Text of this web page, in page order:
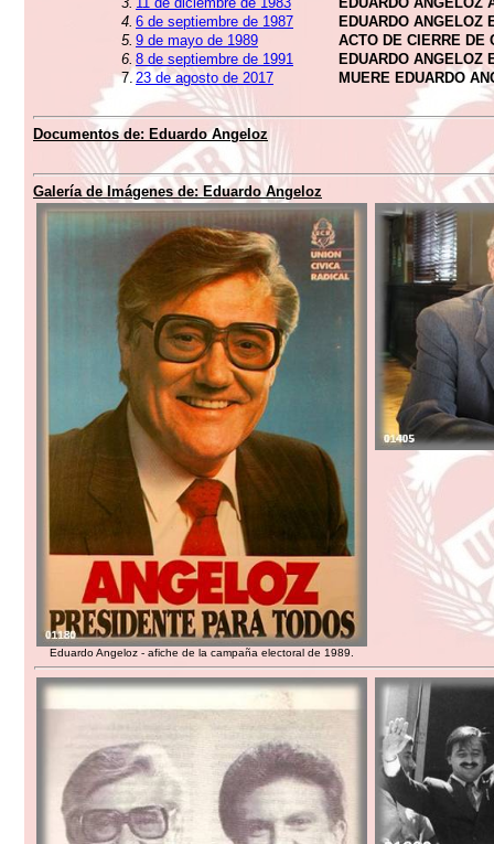
4. 6 de septiembre de 1987
EDUARDO ANGELOZ
5. 9 de mayo de 1989
ACTO DE CIERRE DE
6. 8 de septiembre de 1991
EDUARDO ANGELOZ
7. 23 de agosto de 2017 MUERE EDUARDO
Documentos de: Eduardo Angeloz
Galería de Imágenes de:Eduardo Angeloz
Eduardo Angeloz - afiche de la campaña electoral de 1989.